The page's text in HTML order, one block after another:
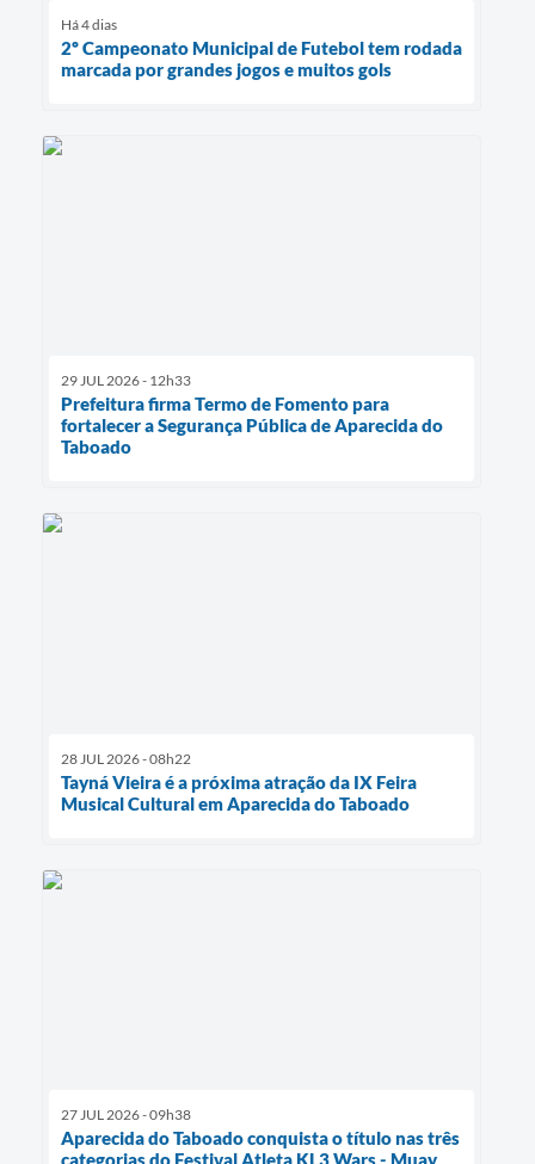
Há 4 dias
2º Campeonato Municipal de Futebol tem rodada
marcada por grandes jogos e muitos gols
29 JUL 2026 - 12h33
Prefeitura firma Termo de Fomento para
fortalecer a Segurança Pública de Aparecida do
Taboado
28 JUL 2026 - 08h22
Tayná Vieira é a próxima atração da IX Feira
Musical Cultural em Aparecida do Taboado
27 JUL 2026 - 09h38
Aparecida do Taboado conquista o título nas três
categorias do Festival Atleta KL3 Wars - Muay